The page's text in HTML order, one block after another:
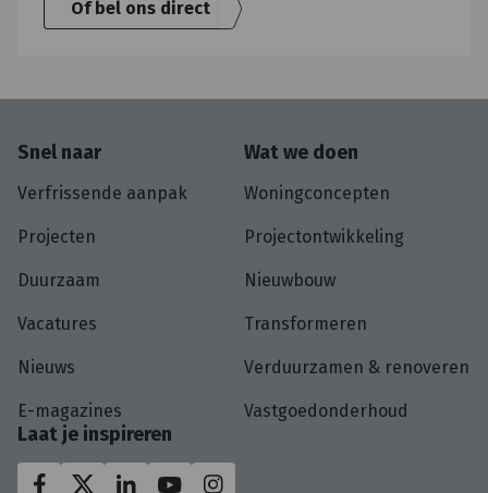
Of bel ons direct
Snel naar
Verfrissende aanpak
Projecten
Duurzaam
Vacatures
Nieuws
E-magazines
Wat we doen
Woningconcepten
Projectontwikkeling
Nieuwbouw
Transformeren
Verduurzamen & renoveren
Vastgoedonderhoud
Laat je inspireren